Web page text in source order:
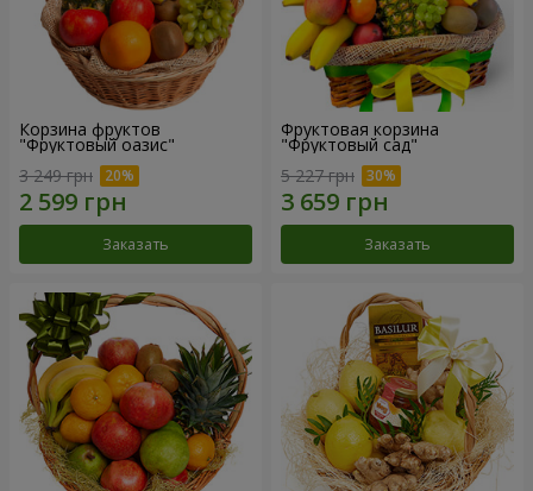
Корзина фруктов
"Фруктовый оазис"
3 249 грн
Заказать
Фруктовая корзина
"Фруктовый сад"
5 227 грн
Заказать